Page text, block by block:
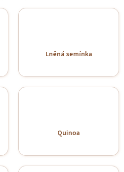
Lněná semínka
Quinoa